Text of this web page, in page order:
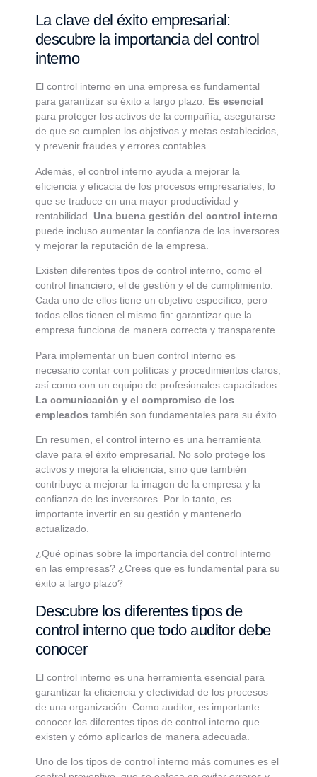
La clave del éxito empresarial:
descubre la importancia del control
interno
El control interno en una empresa es fundamental
para garantizar su éxito a largo plazo. Es esencial
para proteger los activos de la compañía, asegurarse
de que se cumplen los objetivos y metas establecidos,
y prevenir fraudes y errores contables.
Además, el control interno ayuda a mejorar la
eficiencia y eficacia de los procesos empresariales, lo
que se traduce en una mayor productividad y
rentabilidad. Una buena gestión del control interno
puede incluso aumentar la confianza de los inversores
y mejorar la reputación de la empresa.
Existen diferentes tipos de control interno, como el
control financiero, el de gestión y el de cumplimiento.
Cada uno de ellos tiene un objetivo específico, pero
todos ellos tienen el mismo fin: garantizar que la
empresa funciona de manera correcta y transparente.
Para implementar un buen control interno es
necesario contar con políticas y procedimientos claros,
así como con un equipo de profesionales capacitados.
La comunicación y el compromiso de los
empleados también son fundamentales para su éxito.
En resumen, el control interno es una herramienta
clave para el éxito empresarial. No solo protege los
activos y mejora la eficiencia, sino que también
contribuye a mejorar la imagen de la empresa y la
confianza de los inversores. Por lo tanto, es
importante invertir en su gestión y mantenerlo
actualizado.
¿Qué opinas sobre la importancia del control interno
en las empresas? ¿Crees que es fundamental para su
éxito a largo plazo?
Descubre los diferentes tipos de
control interno que todo auditor debe
conocer
El control interno es una herramienta esencial para
garantizar la eficiencia y efectividad de los procesos
de una organización. Como auditor, es importante
conocer los diferentes tipos de control interno que
existen y cómo aplicarlos de manera adecuada.
Uno de los tipos de control interno más comunes es el